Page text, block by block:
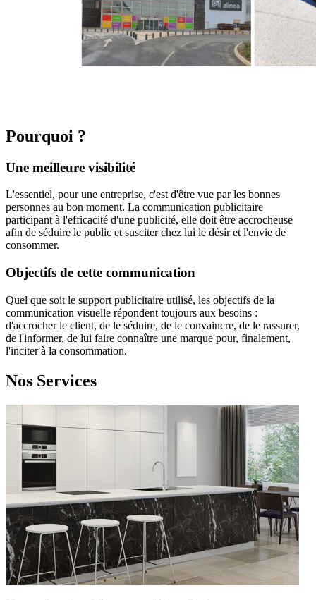
Pourquoi ?
Une meilleure visibilité
L'essentiel, pour une entreprise, c'est d'être vue par les bonnes
personnes au bon moment. La communication publicitaire
participant à l'efficacité d'une publicité, elle doit être accrocheuse
afin de séduire le public et susciter chez lui le désir et l'envie de
consommer.
Objectifs de cette communication
Quel que soit le support publicitaire utilisé, les objectifs de la
communication visuelle répondent toujours aux besoins :
d'accrocher le client, de le séduire, de le convaincre, de le rassurer,
de l'informer, de lui faire connaître une marque pour, finalement,
l'inciter à la consommation.
Nos Services